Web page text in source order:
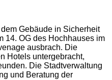
Gebäude in Sicherheit
14. OG des Hochhauses im
ausbrach. Die
Hotels untergebracht,
Die Stadtverwaltung
und Beratung der